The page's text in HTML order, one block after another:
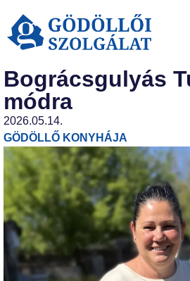
Bográcsgulyás
módra
2026.05.14.
GÖDÖLLŐ KONYHÁJA